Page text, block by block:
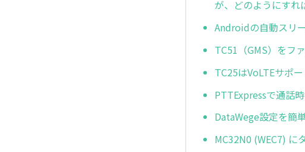
が、どのようにすれ
Androidの自動スリ
TC51（GMS）をフ
TC25はVoLTEサポ
PTTExpressで通話
DataWege設定を簡
MC32N0 (WEC7) に